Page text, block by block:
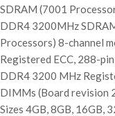
SDRAM (7001
DDR4 3200MHz
Processors) 8-channel
Registered ECC, 288-
DDR4 3200 MHz
DIMMs (Board revision
Sizes 4GB, 8GB, 16GB,